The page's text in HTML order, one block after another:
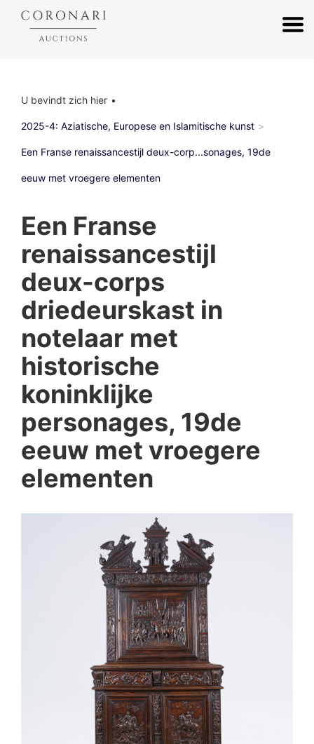
U bevindt zich hier
2025-4: Aziatische, Europese en Islamitische kunst
Een Franse renaissancestijl deux-corp...sonages, 19de
eeuw met vroegere elementen
Een Franse
renaissancestijl
deux-corps
driedeurskast in
notelaar met
historische
koninklijke
personages, 19de
eeuw met vroegere
elementen